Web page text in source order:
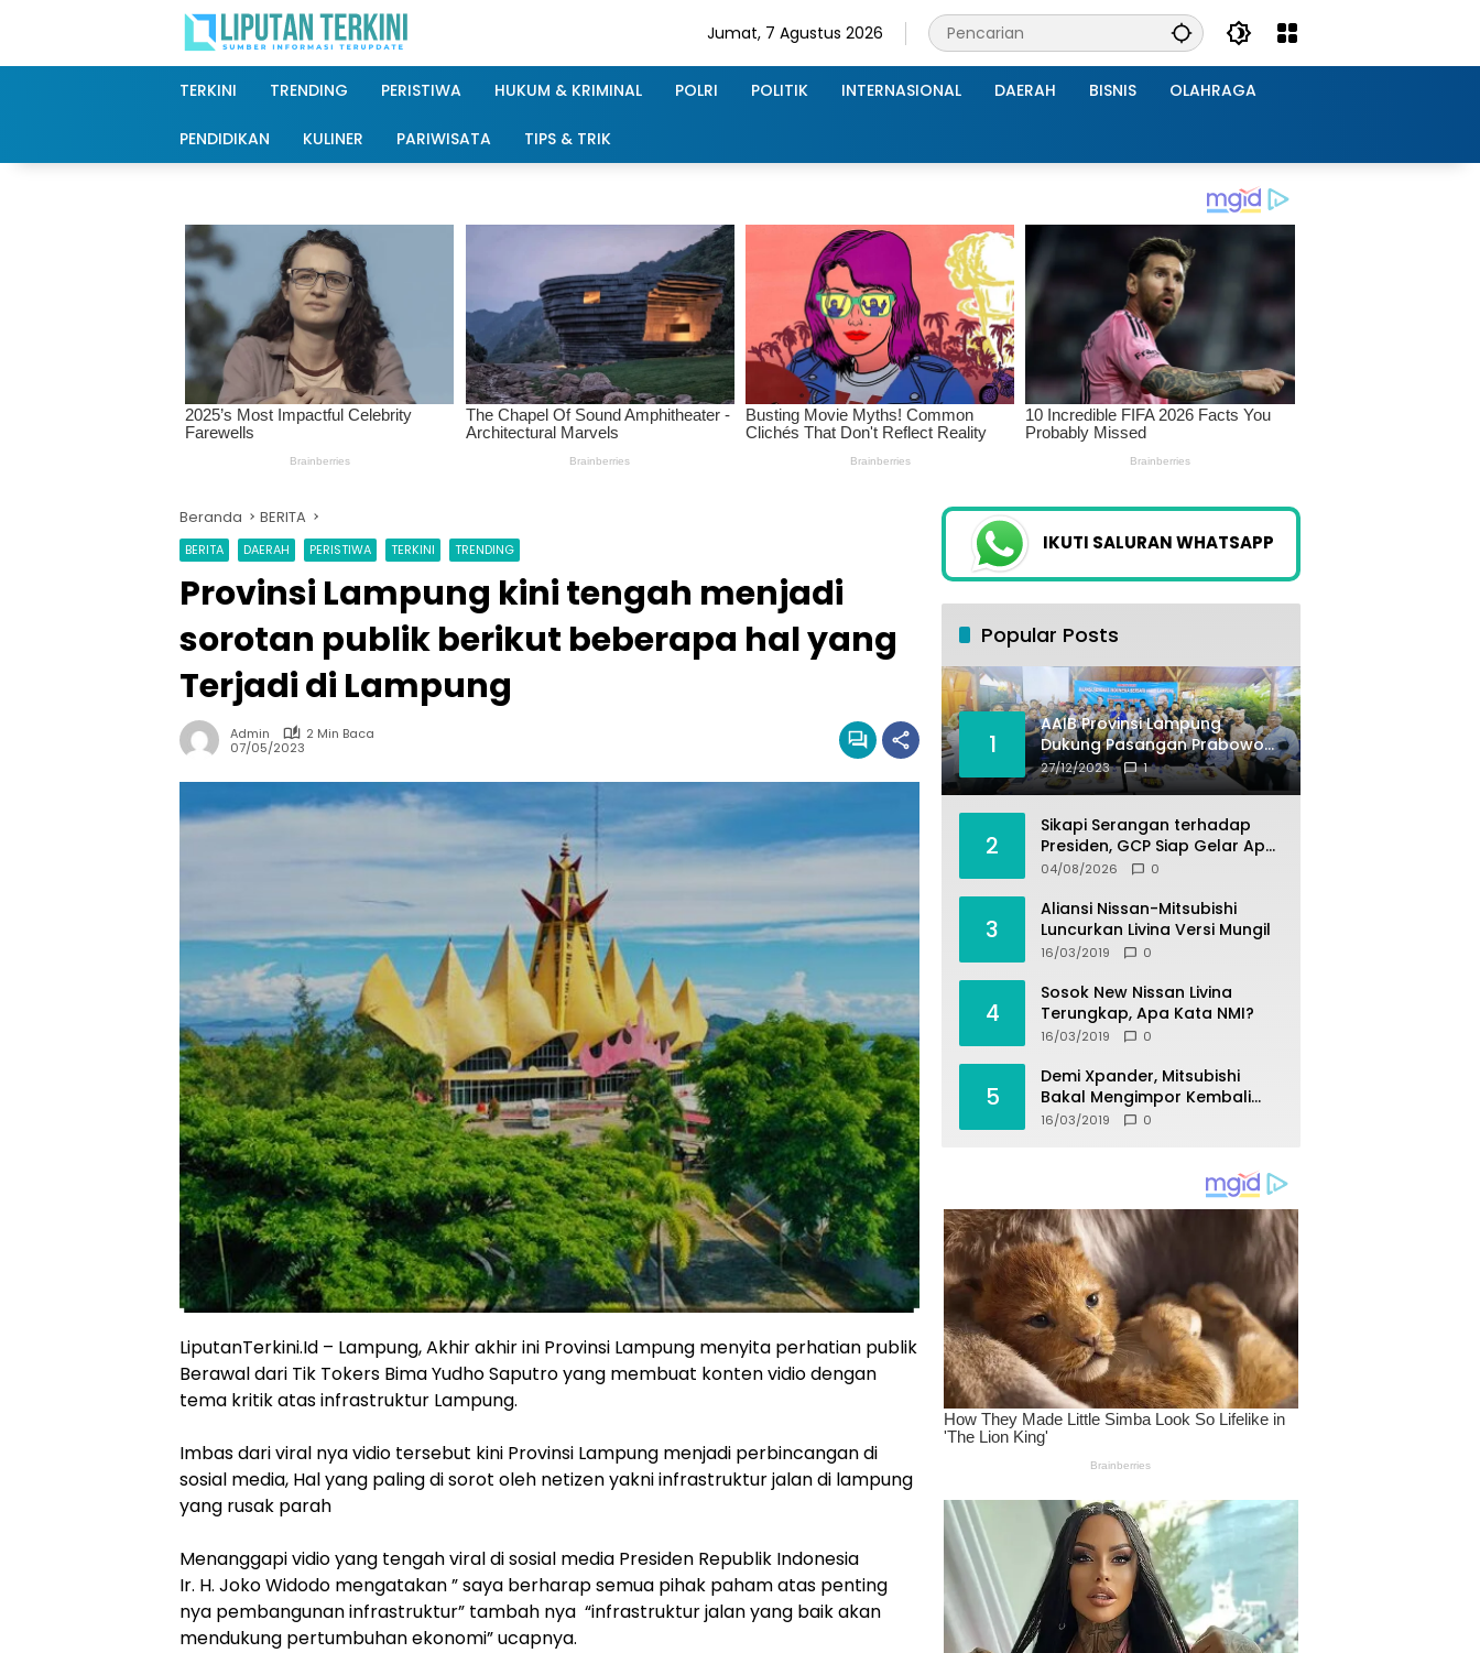
Jumat, 7 Agustus 2026
TERKINI TRENDING PERISTIWA HUKUM & KRIMINAL POLRI POLITIK INTERNASIONAL DAERAH BISNIS OLAHRAGA
PENDIDIKAN KULINER PARIWISATA TIPS & TRIK
Beranda BERITA
BERITA DAERAH PERISTIWA TERKINI TRENDING
Provinsi Lampung kini tengah menjadi
sorotan publik berikut beberapa hal yang
Terjadi di Lampung
Admin
2 Min Baca
07/05/2023
LiputanTerkini.Id – Lampung, Akhir akhir ini Provinsi Lampung menyita perhatian publik
Berawal dari Tik Tokers Bima Yudho Saputro yang membuat konten vidio dengan
tema kritik atas infrastruktur Lampung.
Imbas dari viral nya vidio tersebut kini Provinsi Lampung menjadi perbincangan di
sosial media, Hal yang paling di sorot oleh netizen yakni infrastruktur jalan di lampung
yang rusak parah
Menanggapi vidio yang tengah viral di sosial media Presiden Republik Indonesia
Ir. H. Joko Widodo mengatakan ” saya berharap semua pihak paham atas penting
nya pembangunan infrastruktur” tambah nya “infrastruktur jalan yang baik akan
mendukung pertumbuhan ekonomi” ucapnya.
IKUTI SALURAN WHATSAPP
Popular Posts
1
AAIB Provinsi Lampung
Dukung Pasangan Prabowo-
Gibran
27/12/2023 1
2
Sikapi Serangan terhadap
Presiden, GCP Siap Gelar Apel
Akbar 10 Ribu Massa di
04/08/2026 0
3
Aliansi Nissan-Mitsubishi
Luncurkan Livina Versi Mungil
16/03/2019 0
4
Sosok New Nissan Livina
Terungkap, Apa Kata NMI?
16/03/2019 0
5
Demi Xpander, Mitsubishi
Bakal Mengimpor Kembali
Pajero Sport
16/03/2019 0